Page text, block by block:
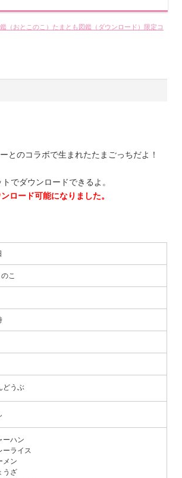
（おとこのこ） たまとも図鑑（ダウンロード）
限定コ
とのコラボで生まれたたまごっちだよ！
でダウンロードできるよ。
ロード可能になりました。
こ
どうぶ
ーハン
ーライス
メン
うざ